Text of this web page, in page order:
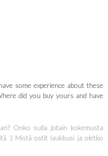
some experience about these
did you buy yours and have
Onko sulla jotain kokemusta
:) Mistä ostit laukkusi ja oletko